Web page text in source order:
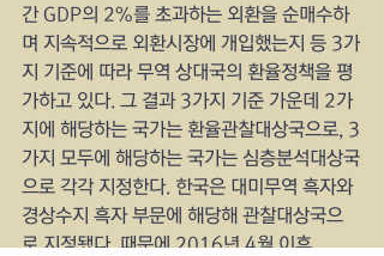
간 GDP의 2%를 초과하는 외환을 순매수하
며 지속적으로 외환시장에 개입했는지 등 3가
지 기준에 따라 무역 상대국의 환율정책을 평
가하고 있다. 그 결과 3가지 기준 가운데 2가
지에 해당하는 국가는 환율관찰대상국으로, 3
가지 모두에 해당하는 국가는 심층분석대상국
으로 각각 지정한다. 한국은 대미무역 흑자와
경상수지 흑자 부문에 해당해 관찰대상국으
로 지정됐다. 때문에 2016년 4월 이후